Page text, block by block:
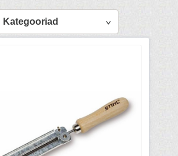
Kategooriad